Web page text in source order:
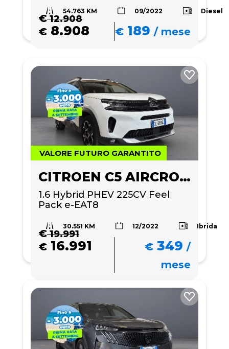
54.763 KM 09/2022 Diesel
€12.908
€ 8.908 € 189 /mese
VALORE FUTURO GARANTITO
CITROEN C5 AIRCROSS
1.6 Hybrid PHEV 225CV Feel
Pack e-EAT8
30.551 KM 12/2022 Ibrida
€19.991
€ 16.991 € 349 /
mese